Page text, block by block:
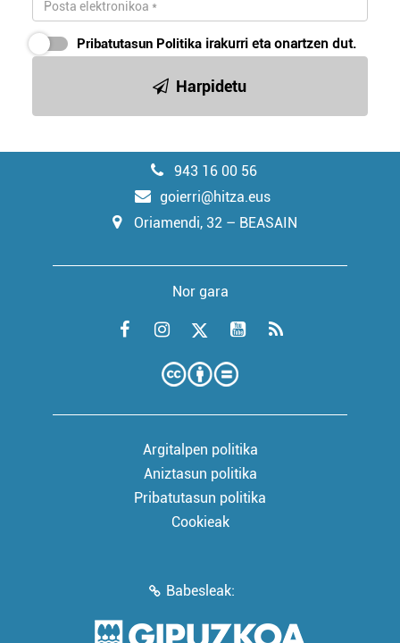
Pribatutasun Politika irakurri eta onartzen dut.
Harpidetu
943 16 00 56
goierri@hitza.eus
Oriamendi, 32 – BEASAIN
Nor gara
Argitalpen politika
Aniztasun politika
Pribatutasun politika
Cookieak
Babesleak: